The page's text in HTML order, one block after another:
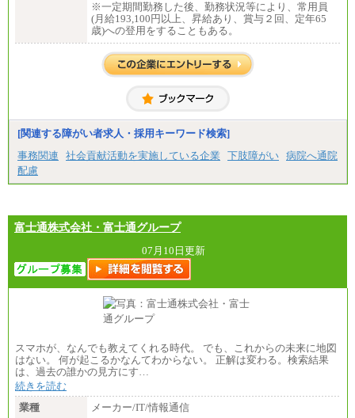
※一定期間勤務した後、勤務状況等により、常用員
(月給193,100円以上、昇給あり、賞与２回、定年65
歳)への登用をすることもある。
[関連する障がい者求人・採用キーワード検索]
事務関連
社会貢献活動を実施している企業 下肢障がい 病院へ通院
配慮
富士通株式会社・富士通グループ
07月10日更新
スマホが、なんでも教えてくれる時代。 でも、これからの未来に地図
はない。 何が起こるかなんてわからない。 正解は変わる。検索結果
は、過去の誰かの見方にす…
続きを読む
業種
メーカー/IT/情報通信